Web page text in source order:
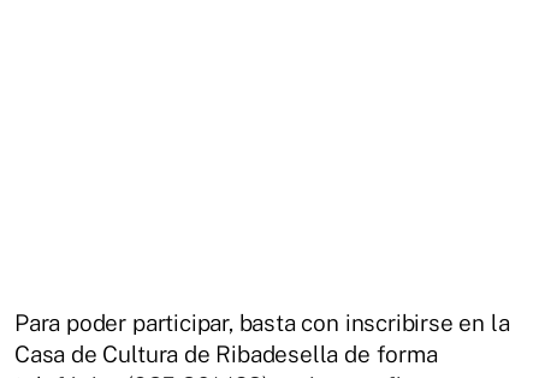
Para poder participar, basta con inscribirse en la
Casa de Cultura de Ribadesella de forma